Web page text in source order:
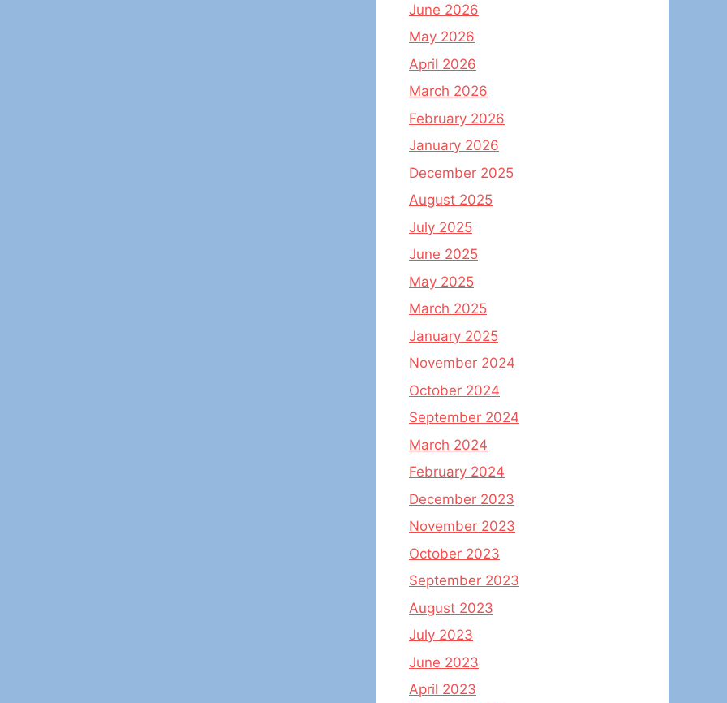
June 2026
May 2026
April 2026
March 2026
February 2026
January 2026
December 2025
August 2025
July 2025
June 2025
May 2025
March 2025
January 2025
November 2024
October 2024
September 2024
March 2024
February 2024
December 2023
November 2023
October 2023
September 2023
August 2023
July 2023
June 2023
April 2023